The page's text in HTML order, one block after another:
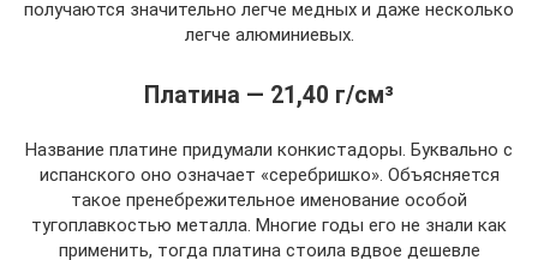
получаются значительно легче медных и даже несколько
легче алюминиевых.
Платина — 21,40 г/см³
Название платине придумали конкистадоры. Буквально с
испанского оно означает «серебришко». Объясняется
такое пренебрежительное именование особой
тугоплавкостью металла. Многие годы его не знали как
применить, тогда платина стоила вдвое дешевле